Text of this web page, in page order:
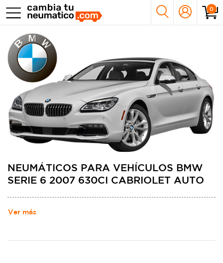
0
NEUMÁTICOS PARA VEHÍCULOS BMW
SERIE 6 2007 630CI CABRIOLET AUTO
Ver más